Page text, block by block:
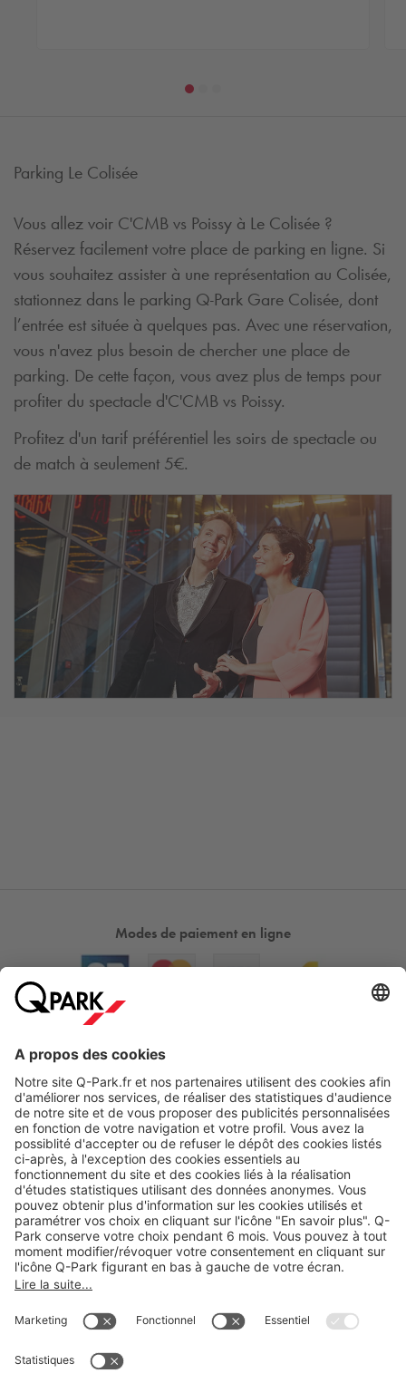
Parking Le Colisée
Vous allez voir C'CMB vs Poissy à Le Colisée ?
Réservez facilement votre place de parking en ligne. Si
vous souhaitez assister à une représentation au Colisée,
stationnez dans le parking Q-Park Gare Colisée, dont
l’entrée est située à quelques pas. Avec une réservation,
vous n'avez plus besoin de chercher une place de
parking. De cette façon, vous avez plus de temps pour
profiter du spectacle d'C'CMB vs Poissy.
Profitez d'un tarif préférentiel les soirs de spectacle ou
de match à seulement 5€.
Modes de paiement en ligne
Nos produits
Nos services